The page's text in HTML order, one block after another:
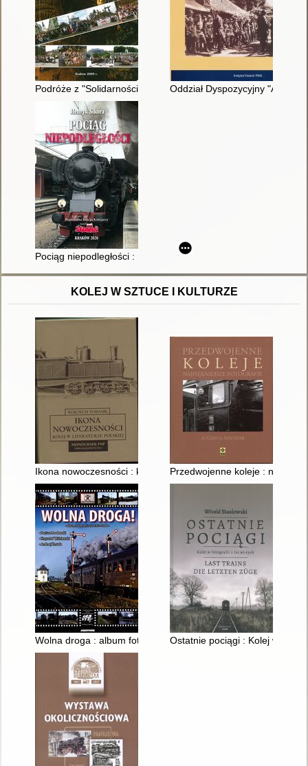
Podróże z "Solidarnością" : miejsca, które warto zobaczyć
Oddział Dyspozycyjny "A"
Pociąg niepodległości : Solidarność 1980-2020
KOLEJ W SZTUCE I KULTURZE
Ikona nowoczesności : kolej w literaturze polskiej
Przedwojenne koleje :
Wolna droga : album fotografii z lat 1973-2000
Ostatnie pociągi : Kolej w